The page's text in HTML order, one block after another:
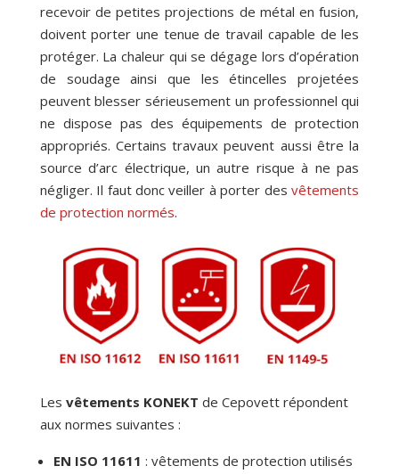
recevoir de petites projections de métal en fusion,
doivent porter une tenue de travail capable de les
protéger. La chaleur qui se dégage lors d’opération
de soudage ainsi que les étincelles projetées
peuvent blesser sérieusement un professionnel qui
ne dispose pas des équipements de protection
appropriés. Certains travaux peuvent aussi être la
source d’arc électrique, un autre risque à ne pas
négliger. Il faut donc veiller à porter desvêtements
de protection normés.
Les vêtements KONEKT de Cepovett répondent
aux normes suivantes :
EN ISO 11611 : vêtements de protection utilisés